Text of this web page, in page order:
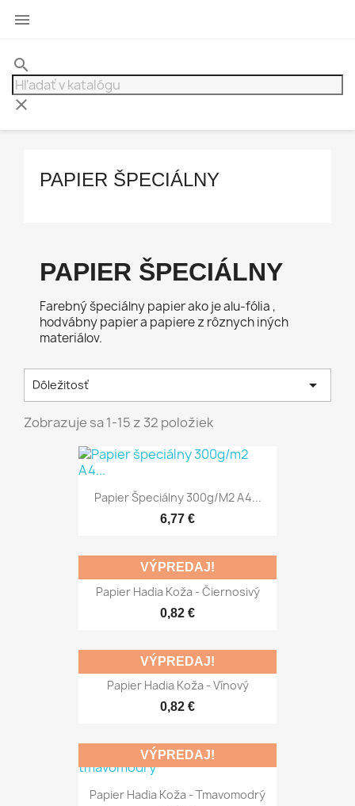

search
clear
PAPIER ŠPECIÁLNY
PAPIER ŠPECIÁLNY
Farebný špeciálny papier ako je alu-fólia ,
hodvábny papier a papiere z rôznych iných
materiálov.
Dôležitosť 
Zobrazuje sa 1-15 z 32 položiek
Papier Špeciálny 300g/m2 A4...
6,77 €
Papier Hadia Koža - Čiernosivý
0,82 €
VÝPREDAJ!
Papier Hadia Koža - Vínový
0,82 €
VÝPREDAJ!
Papier Hadia Koža - Tmavomodrý
VÝPREDAJ!